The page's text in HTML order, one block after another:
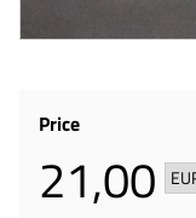
Price
21,00